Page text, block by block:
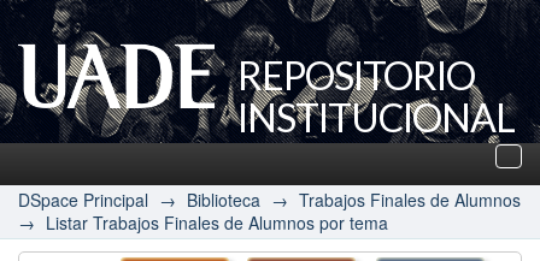
REPOSITORIO
INSTITUCIONAL
UADE
DSpace Principal → Biblioteca → Trabajos Finales de Alumnos
→ Listar Trabajos Finales de Alumnos por tema